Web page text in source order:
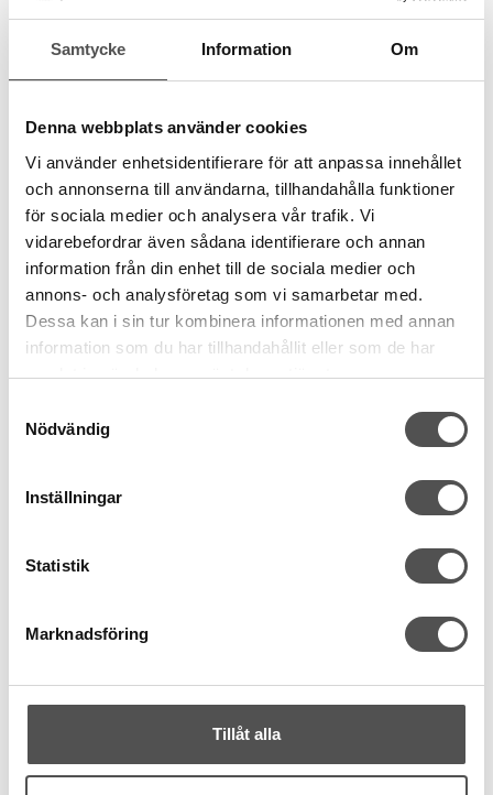
Samtycke Information Om
Denna webbplats använder cookies
Vi använder enhetsidentifierare för att anpassa innehållet
och annonserna till användarna, tillhandahålla funktioner
för sociala medier och analysera vår trafik. Vi
vidarebefordrar även sådana identifierare och annan
information från din enhet till de sociala medier och
annons- och analysföretag som vi samarbetar med.
Dessa kan i sin tur kombinera informationen med annan
information som du har tillhandahållit eller som de har
samlat in när du har använt deras tjänster.
Nödvändig
Inställningar
Statistik
Marknadsföring
Tillåt alla
Gütermann Alltråd 1000m 000 svart
1000 meter
Oeko-Tex
109 kr
Finns i lager